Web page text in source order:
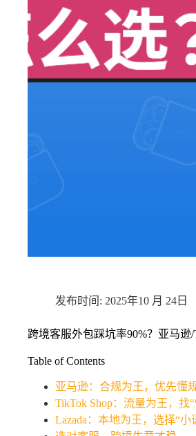
2025年10 月 24日
跨境客服外包踩坑率90%？亚马逊/
Table of Contents
亚马逊：合规为王，优先懂
TikTok Shop：流量为王，找
Lazada：本地为王，选择“